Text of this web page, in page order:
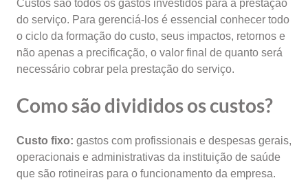
Custos são todos os gastos investidos para a prestação
do serviço. Para gerenciá-los é essencial conhecer todo
o ciclo da formação do custo, seus impactos, retornos e
não apenas a precificação, o valor final de quanto será
necessário cobrar pela prestação do serviço.
Como são divididos os custos?
Custo fixo: gastos com profissionais e despesas gerais,
operacionais e administrativas da instituição de saúde
que são rotineiras para o funcionamento da empresa.